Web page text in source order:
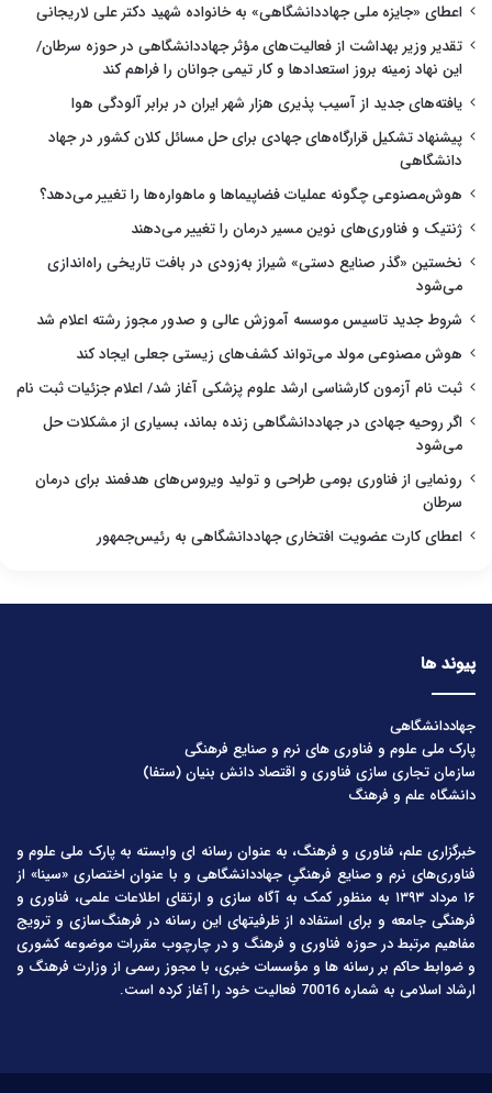
اعطای «جایزه ملی جهاددانشگاهی» به خانواده شهید دکتر علی لاریجانی
تقدیر وزیر بهداشت از فعالیت‌های مؤثر جهاددانشگاهی در حوزه سرطان/
این نهاد زمینه بروز استعدادها و کار تیمی جوانان را فراهم کند
یافته‌های جدید از آسیب پذیری هزار شهر ایران در برابر آلودگی هوا
پیشنهاد تشکیل قرارگاه‌های جهادی برای حل مسائل کلان کشور در جهاد
دانشگاهی
هوش‌مصنوعی چگونه عملیات فضاپیماها و ماهواره‌ها را تغییر می‌دهد؟
ژنتیک و فناوری‌های نوین مسیر درمان را تغییر می‌دهند
نخستین «گذر صنایع دستی» شیراز به‌زودی در بافت تاریخی راه‌اندازی
می‌شود
شروط جدید تاسیس موسسه آموزش عالی و صدور مجوز رشته اعلام شد
هوش مصنوعی مولد می‌تواند کشف‌های زیستی جعلی ایجاد کند
ثبت نام آزمون کارشناسی ارشد علوم پزشکی آغاز شد/ اعلام جزئیات ثبت نام
اگر روحیه جهادی در جهاددانشگاهی زنده بماند، بسیاری از مشکلات حل
می‌شود
رونمایی از فناوری بومی طراحی و تولید ویروس‌های هدفمند برای درمان
سرطان
اعطای کارت عضویت افتخاری جهاددانشگاهی به رئیس‌جمهور
پیوند ها
جهاددانشگاهی
پارک ملی علوم و فناوری های نرم و صنایع فرهنگی
سازمان تجاری سازی فناوری و اقتصاد دانش بنیان (ستفا)
دانشگاه علم و فرهنگ
خبرگزاری علم، فناوری و فرهنگ، به عنوان رسانه ای وابسته به پارک ملی علوم و
فناوری‌های نرم و صنایع فرهنگیِ جهاددانشگاهی و با عنوان اختصاری «سینا» از
۱۶ مرداد ۱۳۹۳ به منظور کمک به آگاه سازی و ارتقای اطلاعات علمی، فناوری و
فرهنگی جامعه و برای استفاده از ظرفیتهای این رسانه در فرهنگ‌سازی و ترویج
مفاهیم مرتبط در حوزه فناوری و فرهنگ و در چارچوب مقررات موضوعه کشوری
و ضوابط حاکم بر رسانه ها و مؤسسات خبری، با مجوز رسمی از وزارت فرهنگ و
ارشاد اسلامی به شماره 70016 فعالیت خود را آغاز کرده است.